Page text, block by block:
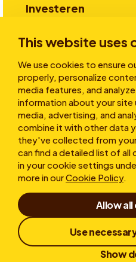
This website uses
We use cookies to ensure
properly, personalize
media features, and
information about your site
media, advertising, and
combine it with other data
they've collected from
can find a detailed list of
in your cookie settings
more in ourCookie Policy.
Allow
Use
Show
Investeren
Over ons
Cookies